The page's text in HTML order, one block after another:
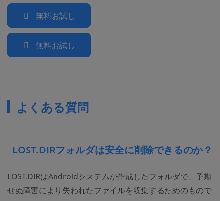
無料お試し
無料お試し
よくある質問
LOST.DIRフォルダは安全に削除できるのか？
LOST.DIRはAndroidシステムが作成したフォルダで、予期
せぬ障害により失われたファイルを収集するためのもので